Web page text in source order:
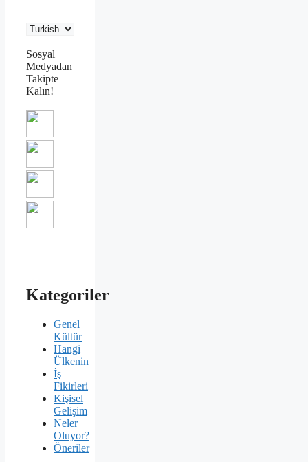
Sosyal
Medyadan
Takipte
Kalın!
Kategoriler
Genel
Kültür
Hangi
Ülkenin
İş
Fikirleri
Kişisel
Gelişim
Neler
Oluyor?
Öneriler